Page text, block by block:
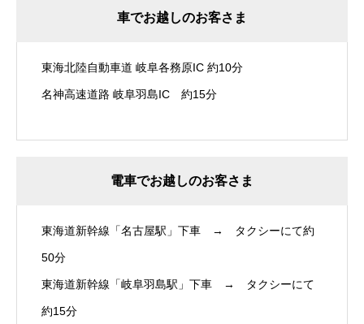
車でお越しのお客さま
東海北陸自動車道 岐阜各務原IC 約10分
名神高速道路 岐阜羽島IC 約15分
電車でお越しのお客さま
東海道新幹線「名古屋駅」下車 → タクシーにて約
50分
東海道新幹線「岐阜羽島駅」下車 → タクシーにて
約15分